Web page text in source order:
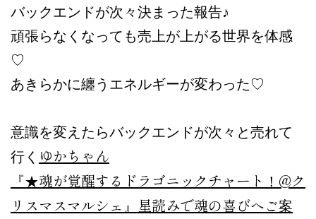
バックエンドが次々決まった報告♪
頑張らなくなっても売上が上がる世界を体感
♡
あきらかに纏うエネルギーが変わった♡
意識を変えたらバックエンドが次々と売れて
行く ゆかちゃん
『★魂が覚醒するドラゴニックチャート！@ク
リスマスマルシェ』 星読みで魂の喜びへご案